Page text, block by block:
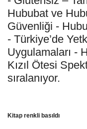
Hububat ve
Güvenliği -
- Türkiye’de
Uygulamaları -
Kızıl Ötesi
sıralanıyor.
Kitap renkli basıldı